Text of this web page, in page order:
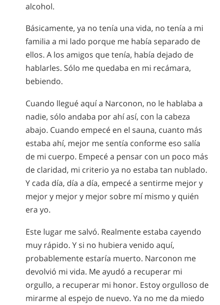
alcohol.
Básicamente, ya no tenía una vida, no tenía a mi
familia a mi lado porque me había separado de
ellos. A los amigos que tenía, había dejado de
hablarles. Sólo me quedaba en mi recámara,
bebiendo.
Cuando llegué aquí a Narconon, no le hablaba a
nadie, sólo andaba por ahí así, con la cabeza
abajo. Cuando empecé en el sauna, cuanto más
estaba ahí, mejor me sentía conforme eso salía
de mi cuerpo. Empecé a pensar con un poco más
de claridad, mi criterio ya no estaba tan nublado.
Y cada día, día a día, empecé a sentirme mejor y
mejor y mejor y mejor sobre mí mismo y quién
era yo.
Este lugar me salvó. Realmente estaba cayendo
muy rápido. Y si no hubiera venido aquí,
probablemente estaría muerto. Narconon me
devolvió mi vida. Me ayudó a recuperar mi
orgullo, a recuperar mi honor. Estoy orgulloso de
mirarme al espejo de nuevo. Ya no me da miedo